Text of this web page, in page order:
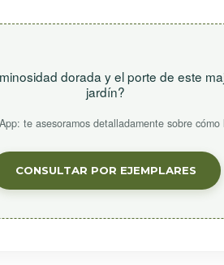
dorada y el porte de este
jardín?
te asesoramos detalladamente sobre
CONSULTAR POR EJEMPLARES